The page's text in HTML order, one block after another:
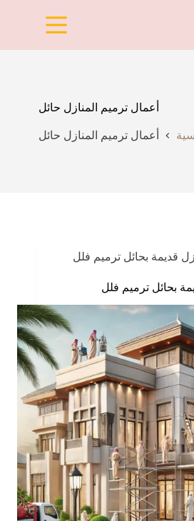
أعمال ترميم المنازل حائل
أعمال ترميم المنازل حائل
قديمة بحائل ترميم فلل
بحائل ترميم فلل